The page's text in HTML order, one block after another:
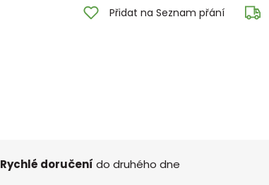
Přidat na Seznam přání
Rychlé doručení do druhého dne